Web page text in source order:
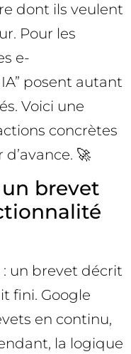
dont ils veulent
Pour les
e-
posent autant
Voici une
concrètes
🚀
brevet
un brevet décrit
fini. Google
en continu,
la logique